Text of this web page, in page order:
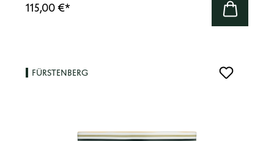
115,00 €*
FÜRSTENBERG